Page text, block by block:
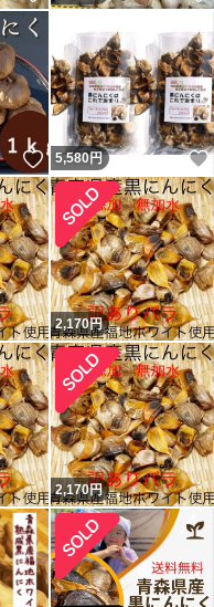
いいね！
5,580円
2,170円
2,170円